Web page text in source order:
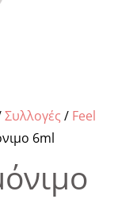
Συλλογές / Feel
6ml